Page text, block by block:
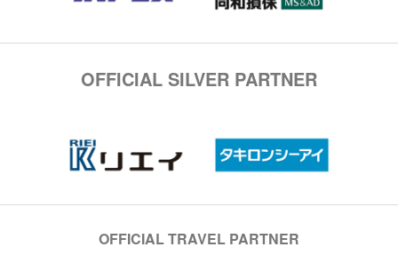
OFFICIAL SILVER PARTNER
OFFICIAL TRAVEL PARTNER